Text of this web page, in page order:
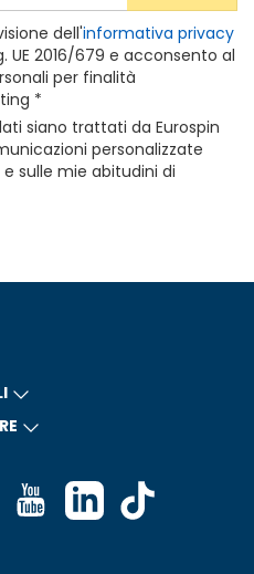
dell'informativa privacy
UE 2016/679 e acconsento al
per finalità
*
siano trattati da Eurospin
personalizzate
sulle mie abitudini di